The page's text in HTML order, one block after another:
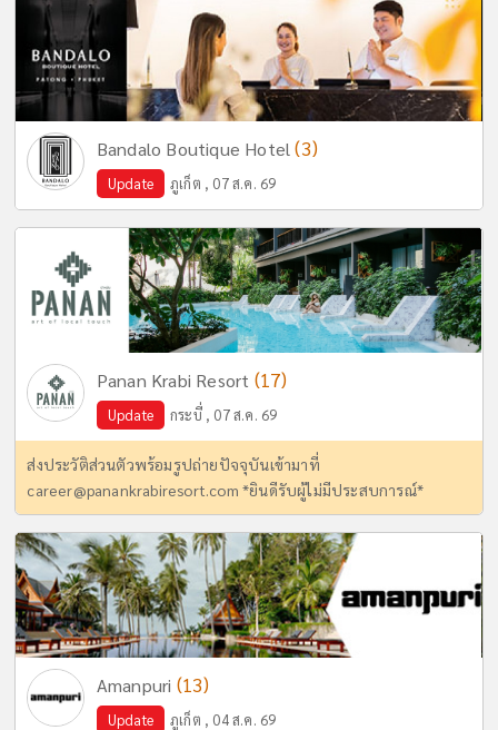
Bandalo Boutique Hotel(3)
Update ภูเก็ต , 07 ส.ค. 69
Panan Krabi Resort (17)
Update กระบี่ , 07 ส.ค. 69
ส่งประวัติส่วนตัวพร้อมรูปถ่ายปัจจุบันเข้ามาที่
career@panankrabiresort.com *ยินดีรับผู้ไม่มีประสบการณ์*
Amanpuri (13)
Update ภูเก็ต , 04 ส.ค. 69